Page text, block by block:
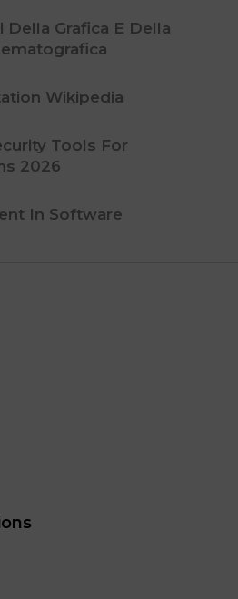
Della Grafica E Della
Wikipedia
Tools For
2026
In Software